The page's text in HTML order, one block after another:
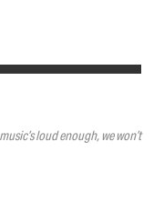
loud enough, we won’t